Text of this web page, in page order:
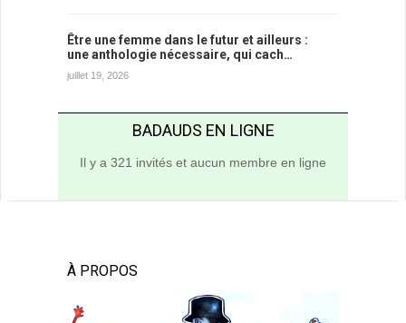
Être une femme dans le futur et ailleurs :
une anthologie nécessaire, qui cach…
juillet 19, 2026
BADAUDS EN LIGNE
Il y a 321 invités et aucun membre en ligne
À PROPOS